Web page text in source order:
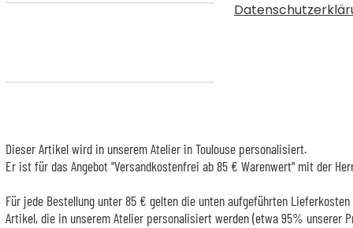
Dieser Artikel wird in unserem Atelier in Toulouse personalisiert.
Er ist für das Angebot "Versandkostenfrei ab 85 € Warenwert" mit der
Für jede Bestellung unter 85 € gelten die unten aufgeführten
Artikel, die in unserem Atelier personalisiert werden (etwa 95% unserer